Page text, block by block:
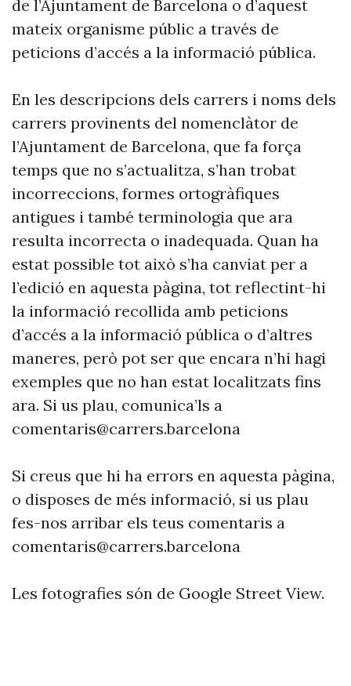
de l’Ajuntament de Barcelona o d’aquest
mateix organisme públic a través de
peticions d’accés a la informació pública.
En les descripcions dels carrers i noms dels
carrers provinents del nomenclàtor de
l’Ajuntament de Barcelona, que fa força
temps que no s’actualitza, s’han trobat
incorreccions, formes ortogràfiques
antigues i també terminologia que ara
resulta incorrecta o inadequada. Quan ha
estat possible tot això s’ha canviat per a
l’edició en aquesta pàgina, tot reflectint-hi
la informació recollida amb peticions
d’accés a la informació pública o d’altres
maneres, però pot ser que encara n’hi hagi
exemples que no han estat localitzats fins
ara. Si us plau, comunica’ls a
comentaris@carrers.barcelona
Si creus que hi ha errors en aquesta pàgina,
o disposes de més informació, si us plau
fes-nos arribar els teus comentaris a
comentaris@carrers.barcelona
Les fotografies són de Google Street View.